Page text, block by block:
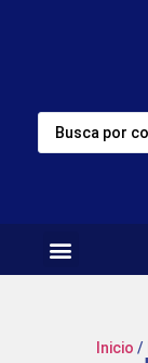
Inicio /